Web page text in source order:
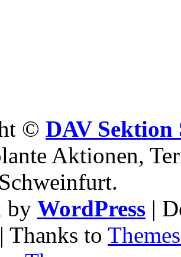
© DAV
Aktionen,
by WordPress |
| Thanks to